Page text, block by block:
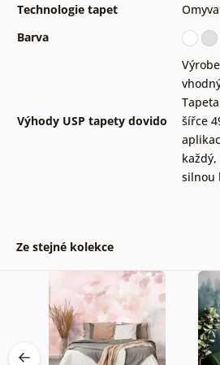
Technologie tapet
Barva
Výhody USP tapety dovido
šířce
každý,
silnou
Ze stejné kolekce